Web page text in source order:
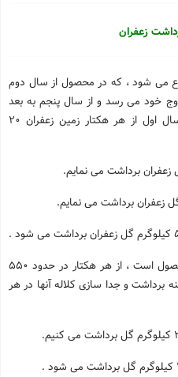
زعفران
می شود ، که در محصول از سال دوم
خود می رسد و از سال پنجم به بعد
محصول برداشتی کم می شود . در سال اول از هر هکتار زمین زعفران 20
در سال پنجم که سال اوج برداشت محصول است ، از هر هکتار در حدود 550
برداشت و جدا سازی کلاله آنها در هر